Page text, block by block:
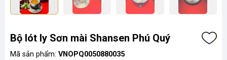
Bộ lót ly Sơn mài Shansen Phú Quý
Mã sản phẩm: VNOPQ0050880035